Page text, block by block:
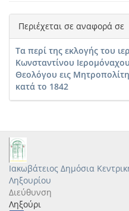
από Μητροπολίτης και
πέθανε την 21η Νοεμβρίου
Ο Τυπάλδος αγωνίστηκε
1831 και το 1836 την
αυτοκέφαλης
αποκοπή της από την
Ηλίας Τσιτσέλης,
Περιέχεται σε αναφορά σε
Τα περί της εκλογής του
Κωνσταντίνου
Θεολόγου εις
κατά το 1842
Ιακωβάτειος Δημόσια
Ληξουρίου
Διεύθυνση
Ληξούρι